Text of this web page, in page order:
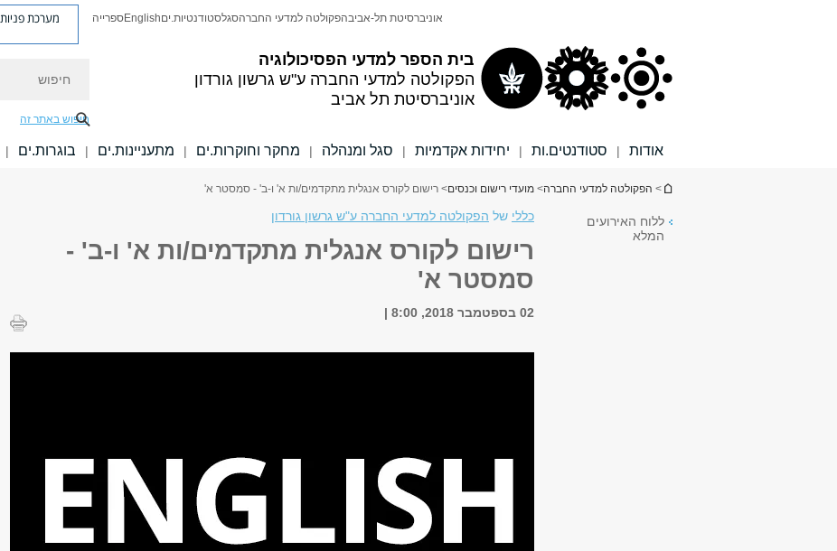
בית הספר למדעי הפסיכולוגיה
הפקולטה למדעי החברה ע"ש גרשון גורדון
אוניברסיטת תל אביב
אוניברסיטת תל-אביבהפקולטה למדעי החברהסגלסטודנטיות.יםEnglishספרייה מערכת פניות
חיפוש באתר זה
אודות | סטודנטים.ות | יחידות אקדמיות | סגל ומנהלה | מחקר וחוקרות.ים | מתעניינות.ים | בוגרות.ים |
הינך נמצא כאן
> הפקולטה למדעי החברה> מועדי רישום וכנסים> רישום לקורס אנגלית מתקדמים/ות א' ו-ב' - סמסטר א'
ללוח האירועים
המלא
כללי של הפקולטה למדעי החברה ע"ש גרשון גורדון
רישום לקורס אנגלית מתקדמים/ות א' ו-ב' -
סמסטר א'
02 בספטמבר 2018, 8:00